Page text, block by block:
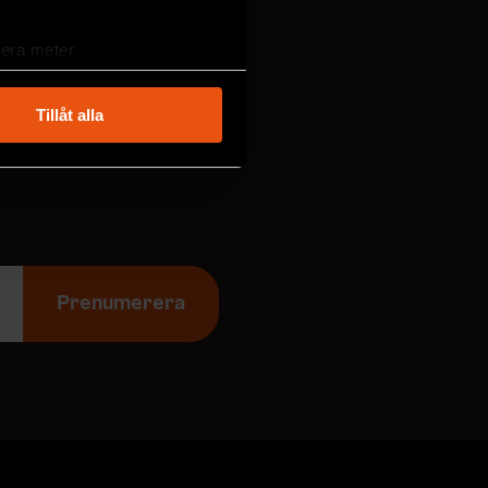
meter
. Du kan ändra
funktioner för
information från din enhet
tjänster.
Tillåt alla
Prenumerera